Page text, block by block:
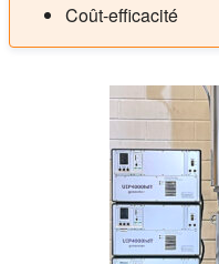
Coût-efficacité